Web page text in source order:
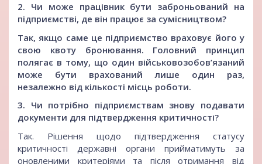
2. Чи може працівник бути заброньований на
підприємстві, де він працює за сумісництвом?
Так, якщо саме це підприємство враховує його у
свою квоту бронювання. Головний принцип
полягає в тому, що один військовозобов’язаний
може бути врахований лише один раз,
незалежно від кількості місць роботи.
3. Чи потрібно підприємствам знову подавати
документи для підтвердження критичності?
Так. Рішення щодо підтвердження статусу
критичності державні органи прийматимуть за
оновленими критеріями та після отримання від